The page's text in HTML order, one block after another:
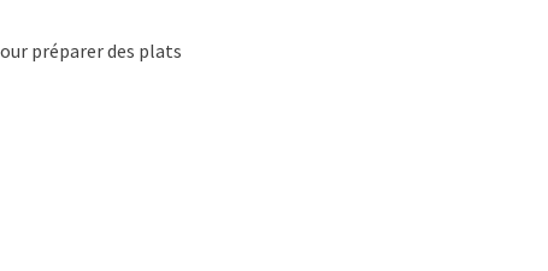
préparer des plats